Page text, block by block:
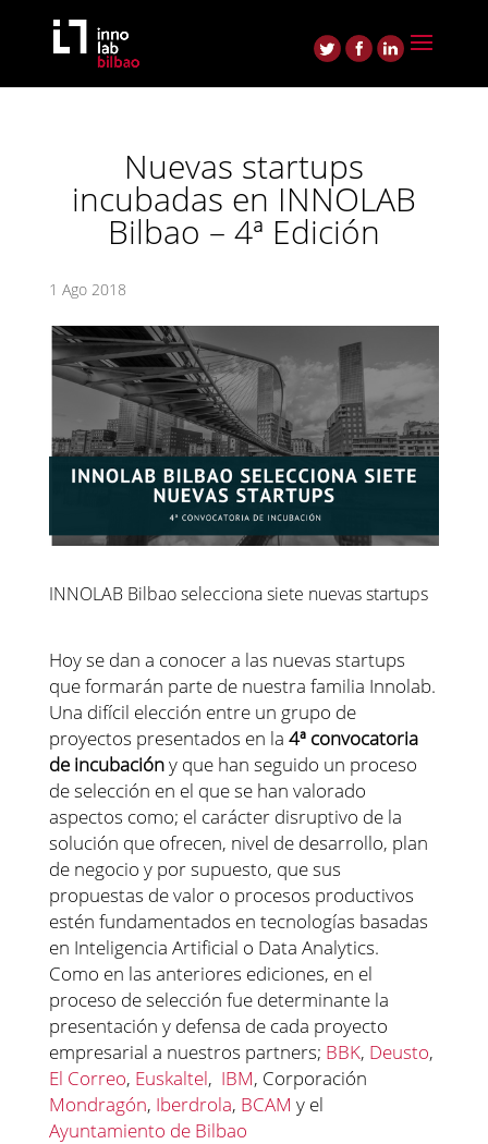
Nuevas startups
incubadas en INNOLAB
Bilbao – 4ª Edición
1 Ago 2018
INNOLAB Bilbao selecciona siete nuevas startups
Hoy se dan a conocer a las nuevas startups
que formarán parte de nuestra familia Innolab.
Una difícil elección entre un grupo de
proyectos presentados en la 4ª convocatoria
de incubacióny que han seguido un proceso
de selección en el que se han valorado
aspectos como; el carácter disruptivo de la
solución que ofrecen, nivel de desarrollo, plan
de negocio y por supuesto, que sus
propuestas de valor o procesos productivos
estén fundamentados en tecnologías basadas
en Inteligencia Artificial o Data Analytics.
Como en las anteriores ediciones, en el
proceso de selección fue determinante la
presentación y defensa de cada proyecto
empresarial a nuestros partners; BBK, Deusto,
El Correo, Euskaltel, IBM, Corporación
Mondragón, Iberdrola, BCAM y el
Ayuntamiento de Bilbao